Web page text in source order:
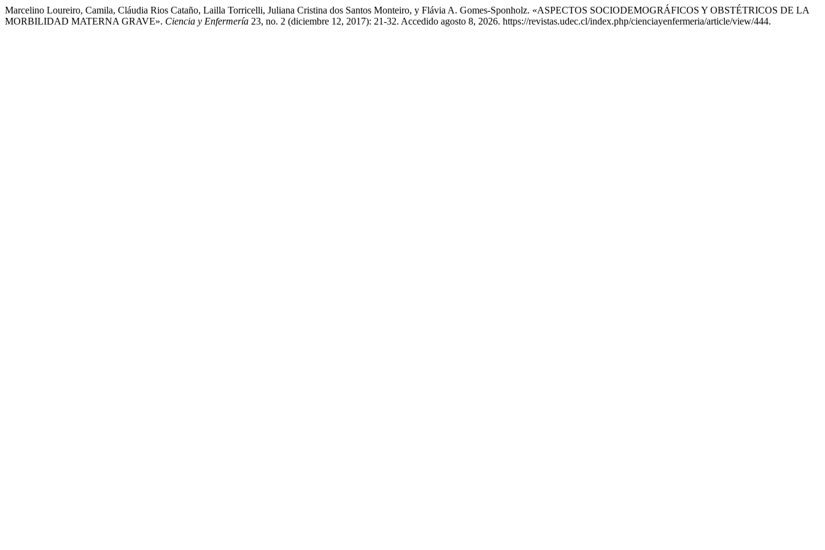
Marcelino Loureiro, Camila, Cláudia Rios Cataño, Lailla Torricelli, Juliana Cristina dos Santos Monteiro, y Flávia A. Gomes-Sponholz. «ASPECTOS SOCIODEMOGRÁFICOS Y OBSTÉTRICOS DE LA
MORBILIDAD MATERNA GRAVE». Ciencia y Enfermería 23, no. 2 (diciembre 12, 2017): 21-32. Accedido agosto 8, 2026. https://revistas.udec.cl/index.php/cienciayenfermeria/article/view/444.